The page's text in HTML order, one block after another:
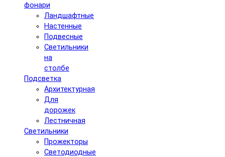
фонари
Ландшафтные
Настенные
Подвесные
Светильники
на
столбе
Подсветка
Архитектурная
Для
дорожек
Лестничная
Светильники
Прожекторы
Светодиодные